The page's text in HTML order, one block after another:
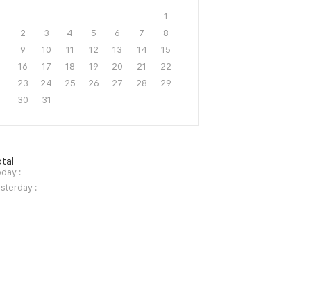
1
2
3 4 5 6 7
8
9
10 11 12 13 14
15
16
17 18 19 20 21
22
23
24 25 26 27 28
29
30
31
:
: